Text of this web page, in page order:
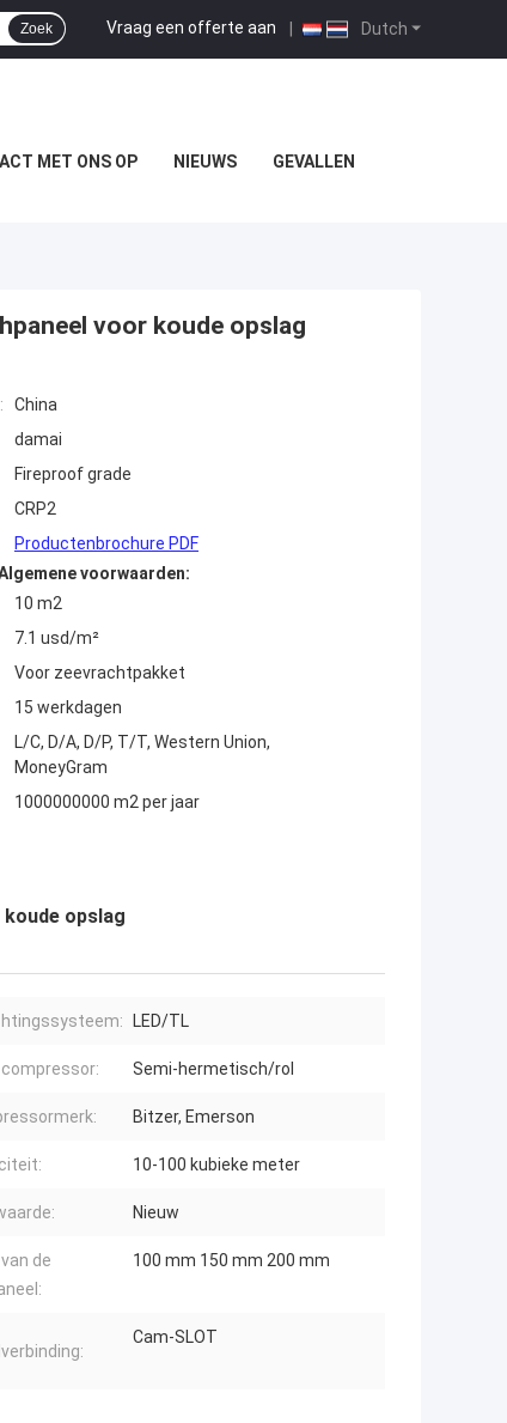
Dutch
Vraag een offerte aan |
Zoek
MET ONS OP NIEUWS GEVALLEN
voor koude opslag
China
damai
Fireproof grade
CRP2
Productenbrochure PDF
voorwaarden:
10 m2
7.1 usd/m²
Voor zeevrachtpakket
15 werkdagen
L/C, D/A, D/P, T/T, Western Union,
MoneyGram
1000000000 m2 per jaar
opslag
LED/TL
Semi-hermetisch/rol
Bitzer, Emerson
10-100 kubieke meter
Nieuw
de
100 mm 150 mm 200 mm
Cam-SLOT